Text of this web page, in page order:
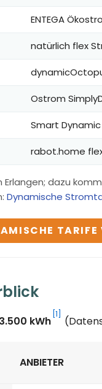
ENTEGA
natürlich flex
Ostrom
Smart Dynamic
rabot.home
dazu
Dynamische
TARIFE
3.500 kWh [1]
ANBIETER